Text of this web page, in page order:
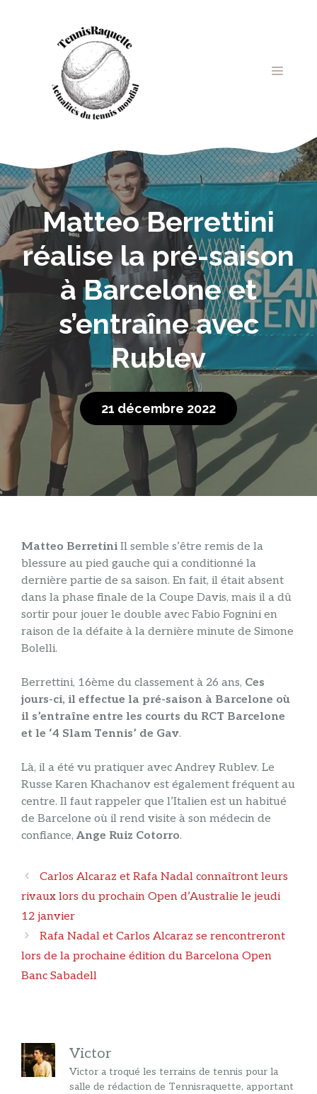
MENU
Matteo Berrettini
réalise la pré-saison
à Barcelone et
s’entraîne avec
Rublev
21 décembre 2022
Matteo Berretini Il semble s’être remis de la
blessure au pied gauche qui a conditionné la
dernière partie de sa saison. En fait, il était absent
dans la phase finale de la Coupe Davis, mais il a dû
sortir pour jouer le double avec Fabio Fognini en
raison de la défaite à la dernière minute de Simone
Bolelli.
Berrettini, 16ème du classement à 26 ans, Ces
jours-ci, il effectue la pré-saison à Barcelone où
il s’entraîne entre les courts du RCT Barcelone
et le ‘4 Slam Tennis’ de Gav.
Là, il a été vu pratiquer avec Andrey Rublev. Le
Russe Karen Khachanov est également fréquent au
centre. Il faut rappeler que l’Italien est un habitué
de Barcelone où il rend visite à son médecin de
confiance, Ange Ruiz Cotorro.
Navigation
des
articles
Carlos Alcaraz et Rafa Nadal connaîtront leurs
rivaux lors du prochain Open d’Australie le jeudi
12 janvier
Rafa Nadal et Carlos Alcaraz se rencontreront
lors de la prochaine édition du Barcelona Open
Banc Sabadell
Victor
Victor a troqué les terrains de tennis pour la
salle de rédaction de Tennisraquette, apportant